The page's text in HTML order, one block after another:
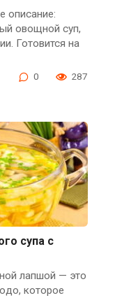
описание:
овощной суп,
Готовится на
0 287
супа с
лапшой — это
которое